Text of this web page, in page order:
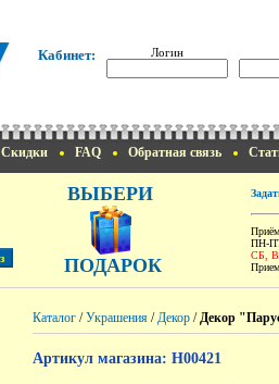
Кабинет: Логин
Скидки FAQ Обратная связь
ВЫБЕРИ
ПОДАРОК
ПН-
СБ,
Каталог /Украшения /Декор /Декор
Артикул магазина: H00421